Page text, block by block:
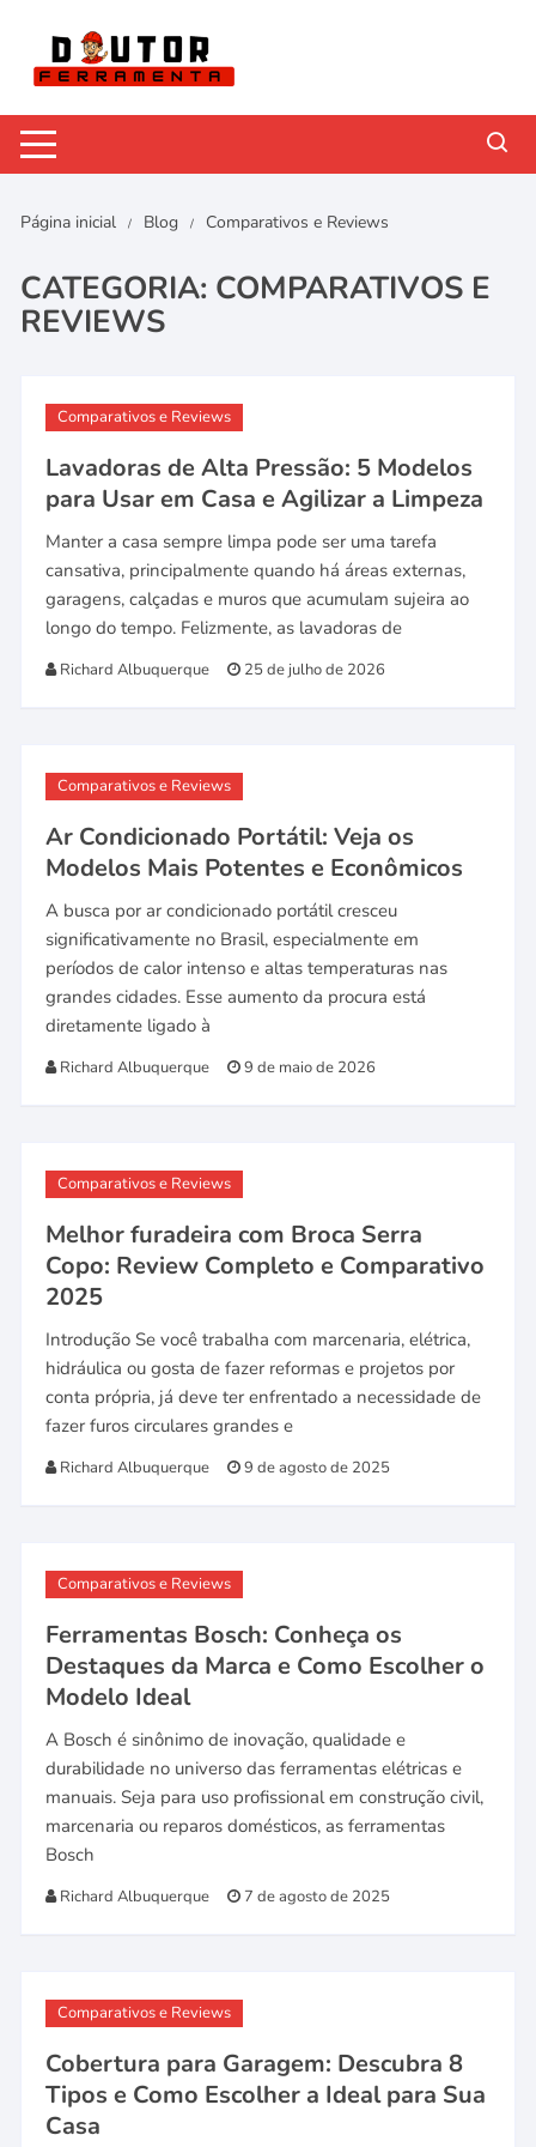
Página inicial Blog Comparativos e Reviews
CATEGORIA: COMPARATIVOS E
REVIEWS
Comparativos e Reviews
Lavadoras de Alta Pressão: 5 Modelos
para Usar em Casa e Agilizar a Limpeza
Manter a casa sempre limpa pode ser uma tarefa
cansativa, principalmente quando há áreas externas,
garagens, calçadas e muros que acumulam sujeira ao
longo do tempo. Felizmente, as lavadoras de
Richard Albuquerque 25 de julho de 2026
Comparativos e Reviews
Ar Condicionado Portátil: Veja os
Modelos Mais Potentes e Econômicos
A busca por ar condicionado portátil cresceu
significativamente no Brasil, especialmente em
períodos de calor intenso e altas temperaturas nas
grandes cidades. Esse aumento da procura está
diretamente ligado à
Richard Albuquerque 9 de maio de 2026
Comparativos e Reviews
Melhor furadeira com Broca Serra
Copo: Review Completo e Comparativo
2025
Introdução Se você trabalha com marcenaria, elétrica,
hidráulica ou gosta de fazer reformas e projetos por
conta própria, já deve ter enfrentado a necessidade de
fazer furos circulares grandes e
Richard Albuquerque 9 de agosto de 2025
Comparativos e Reviews
Ferramentas Bosch: Conheça os
Destaques da Marca e Como Escolher o
Modelo Ideal
A Bosch é sinônimo de inovação, qualidade e
durabilidade no universo das ferramentas elétricas e
manuais. Seja para uso profissional em construção civil,
marcenaria ou reparos domésticos, as ferramentas
Bosch
Richard Albuquerque 7 de agosto de 2025
Comparativos e Reviews
Cobertura para Garagem: Descubra 8
Tipos e Como Escolher a Ideal para Sua
Casa